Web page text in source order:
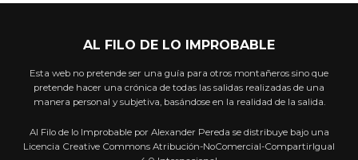
AL FILO DE LO IMPROBABLE
Esta web no pretende ser una guía para otros montañeros sino que
pretende hacer una crónica de todas las salidas realizadas de una
manera personal y subjetiva, basándose en la realidad de la salida.
Al Filo de lo Improbable por Alexander Pereda se distribuye bajo una
Licencia Creative Commons Atribución-NoComercial-CompartirIgual